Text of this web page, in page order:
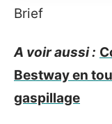
Brief
A voir aussi :
Bestway en
gaspillage